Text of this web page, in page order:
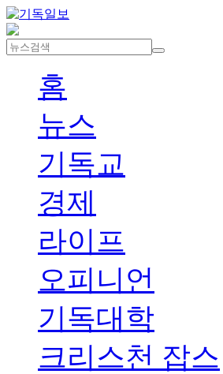
홈
뉴스
기독교
경제
라이프
오피니언
기독대학
크리스천 잡스